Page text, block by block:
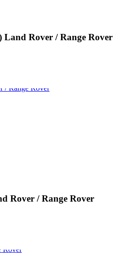
Rover / Range Rover
Rover / Range Rover